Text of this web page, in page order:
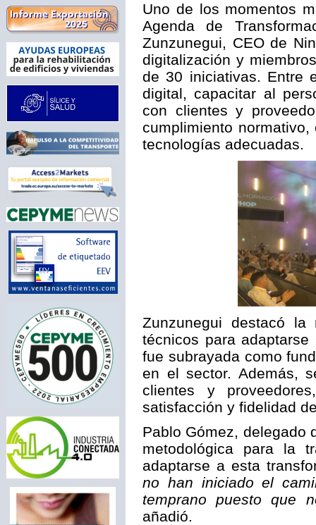
Uno de los momentos
Agenda de
Zunzunegui, CEO de
digitalización y
de 30 iniciativas. Entre
digital, capacitar al
con clientes y
cumplimiento
tecnologías adecuadas.
Zunzunegui destacó
técnicos para
fue subrayada como
en el sector. Además,
clientes y
satisfacción y fidelidad
Pablo Gómez, delegado
metodológica para la
adaptarse a esta
no han iniciado el
temprano puesto que
añadió.